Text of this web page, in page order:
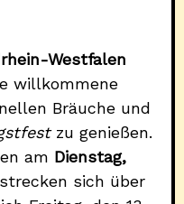
Westfalen
willkommene
Bräuche und
zu genießen.
am Dienstag,
sich über